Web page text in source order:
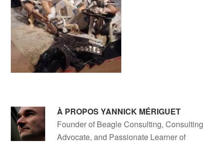
À PROPOSYANNICK MÉRIGUET
Founder of Beagle Consulting, Consulting
Advocate, and Passionate Learner of